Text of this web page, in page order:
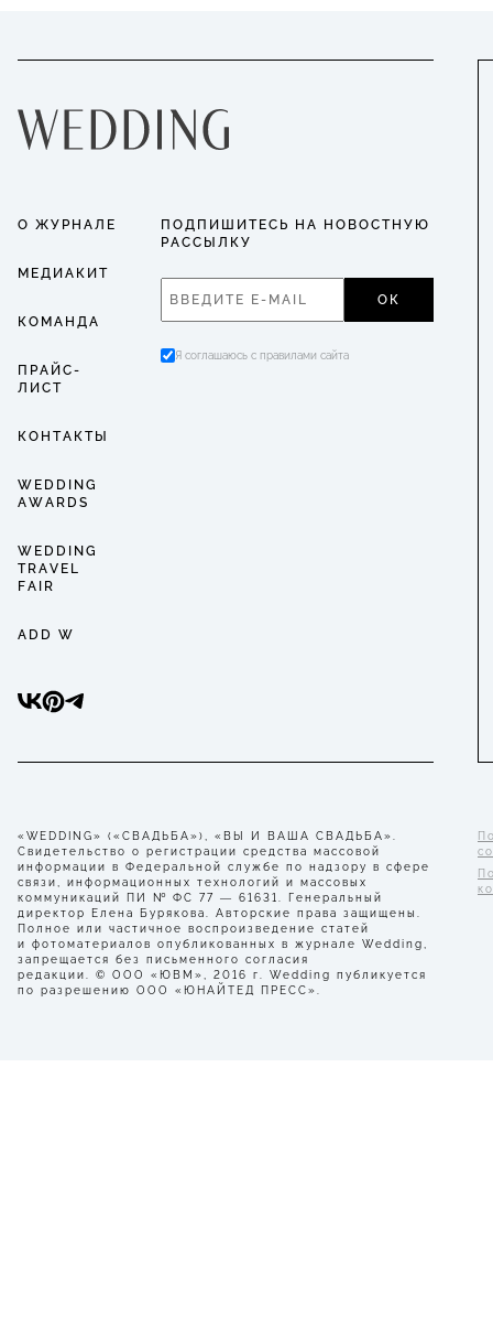
О ЖУРНАЛЕ
МЕДИАКИТ
КОМАНДА
ПРАЙС-
ЛИСТ
КОНТАКТЫ
WEDDING
AWARDS
WEDDING
TRAVEL
FAIR
ADD W
ПОДПИШИТЕСЬ НА НОВОСТНУЮ
РАССЫЛКУ
ОК
Я соглашаюсь с правилами сайта
«WEDDING» («СВАДЬБА»), «ВЫ И ВАША СВАДЬБА».
Свидетельство о регистрации средства массовой
информации в Федеральной службе по надзору в сфере
связи, информационных технологий и массовых
коммуникаций ПИ № ФС 77 — 61631. Генеральный
директор Елена Бурякова. Авторские права защищены.
Полное или частичное воспроизведение статей
и фотоматериалов опубликованных в журнале Wedding,
запрещается без письменного согласия
редакции. © ООО «ЮВМ», 2016 г. Wedding публикуется
по разрешению ООО «ЮНАЙТЕД ПРЕСС».